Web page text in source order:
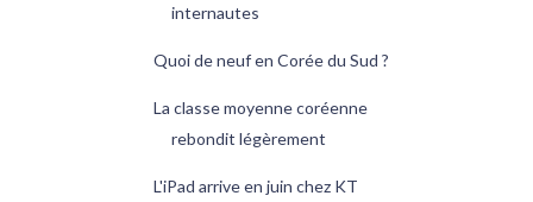
internautes
Quoi de neuf en Corée du Sud ?
La classe moyenne coréenne
rebondit légèrement
L'iPad arrive en juin chez KT